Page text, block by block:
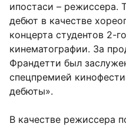
ипостаси – режиссера.
дебют в качестве
концерта студентов 2-
кинематографии. За
Франдетти был
спецпремией
дебюты».
В качестве режиссера